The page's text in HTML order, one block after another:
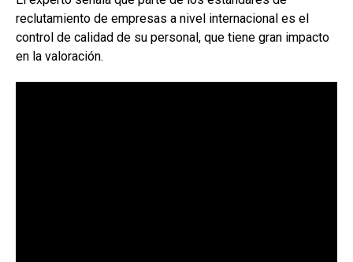
reclutamiento de empresas a nivel internacional es el
control de calidad de su personal, que tiene gran impacto
en la valoración.